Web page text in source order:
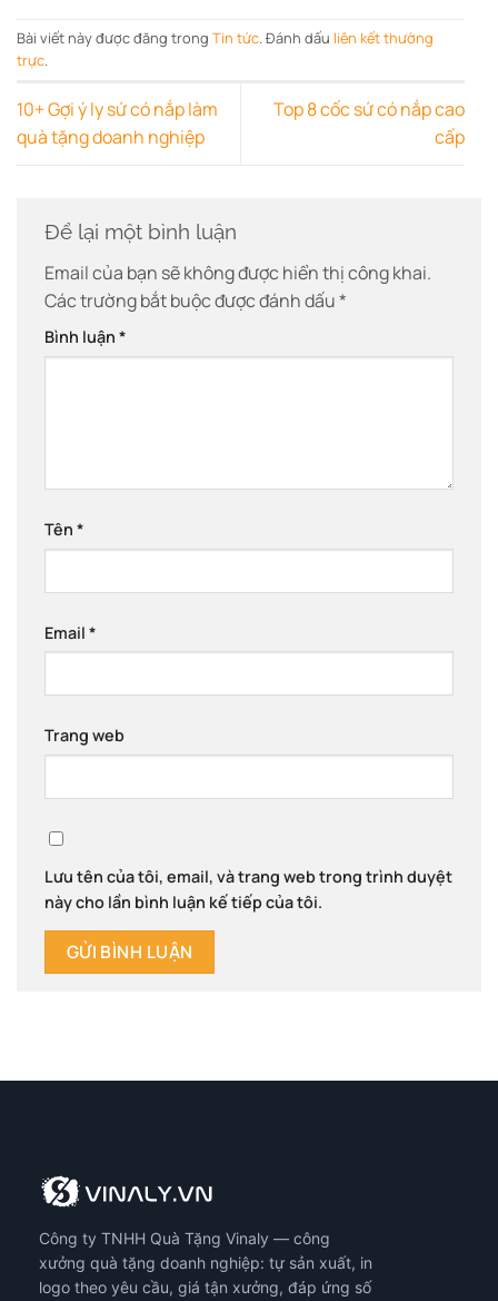
Bài viết này được đăng trong Tin tức. Đánh dấu liên kết thường
trực.
10+ Gợi ý ly sứ có nắp làm
quà tặng doanh nghiệp
Top 8 cốc sứ có nắp cao
cấp
Để lại một bình luận
Email của bạn sẽ không được hiển thị công khai.
Các trường bắt buộc được đánh dấu*
Bình luận *
Tên *
Email *
Trang web
Lưu tên của tôi, email, và trang web trong trình duyệt
này cho lần bình luận kế tiếp của tôi.
Công ty TNHH Quà Tặng Vinaly — công
xưởng quà tặng doanh nghiệp: tự sản xuất, in
logo theo yêu cầu, giá tận xưởng, đáp ứng số